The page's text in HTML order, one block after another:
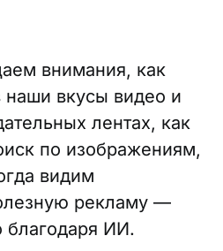
внимания, как
наши вкусы видео и
лентах, как
по изображениям,
видим
рекламу —
благодаря ИИ.